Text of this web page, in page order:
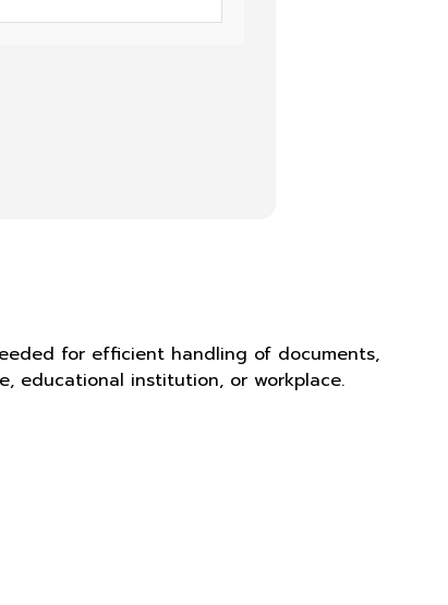
for efficient handling of documents,
educational institution, or workplace.